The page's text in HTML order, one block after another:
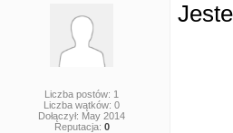
Liczba postów: 1
Liczba wątków: 0
Dołączył: May 2014
Reputacja: 0